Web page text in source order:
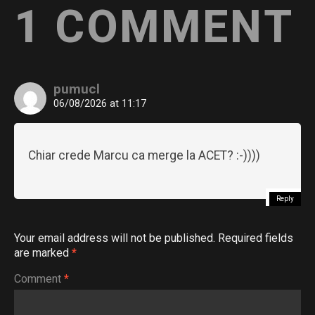
1 COMMENT
pumucl
06/08/2026 at 11:17
Chiar crede Marcu ca merge la ACET? :-))))
Reply
Your email address will not be published. Required fields
are marked *
Comment *